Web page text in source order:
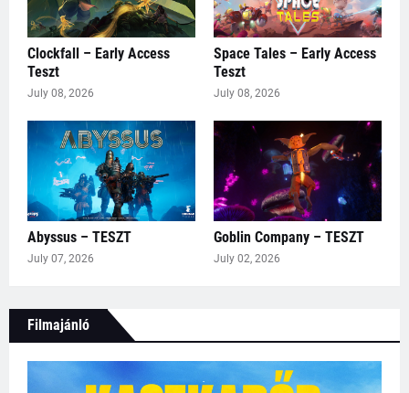
Clockfall – Early Access
Teszt
July 08, 2026
Space Tales – Early Access
Teszt
July 08, 2026
Abyssus – TESZT
July 07, 2026
Goblin Company – TESZT
July 02, 2026
Filmajánló